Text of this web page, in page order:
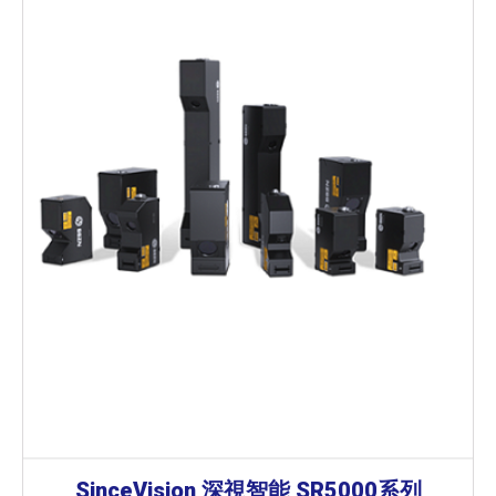
SinceVision 深視智能 SR5000系列